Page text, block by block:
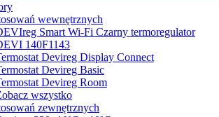
wewnętrznych
Smart Wi-Fi Czarny termoregulator
140F1143
Devireg Display Connect
Devireg Basic
Devireg Room
wszystko
zewnętrznych